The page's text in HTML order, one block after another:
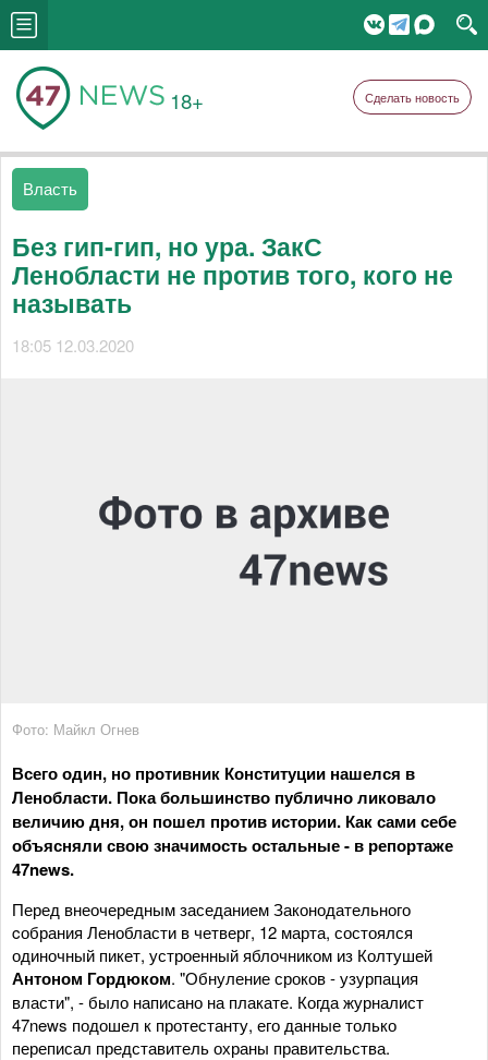
18+ Сделать новость
Власть
Без гип-гип, но ура. ЗакС
Ленобласти не против того, кого не
называть
18:05 12.03.2020
Фото: Майкл Огнев
Всего один, но противник Конституции нашелся в
Ленобласти. Пока большинство публично ликовало
величию дня, он пошел против истории. Как сами себе
объясняли свою значимость остальные - в репортаже
47news.
Перед внеочередным заседанием Законодательного
cобрания Ленобласти в четверг, 12 марта, состоялся
одиночный пикет, устроенный яблочником из Колтушей
Антоном Гордюком. "Обнуление сроков - узурпация
власти", - было написано на плакате. Когда журналист
47news подошел к протестанту, его данные только
переписал представитель охраны правительства.